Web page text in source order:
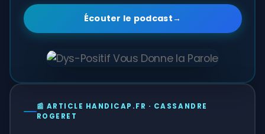
Écouter le podcast→
📰 ARTICLE HANDICAP.FR · CASSANDRE
ROGERET